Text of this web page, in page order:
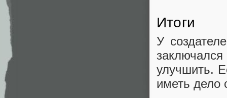
Итоги
У
улучшить.
иметь дело